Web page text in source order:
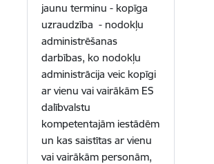
jaunu terminu - kopīga
uzraudzība - nodokļu
administrēšanas
darbības, ko nodokļu
administrācija veic kopīgi
ar vienu vai vairākām ES
dalībvalstu
kompetentajām iestādēm
un kas saistītas ar vienu
vai vairākām personām,